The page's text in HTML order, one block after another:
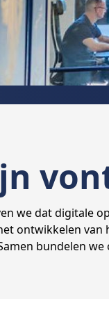
we dat digitale
ontwikkelen
bundelen